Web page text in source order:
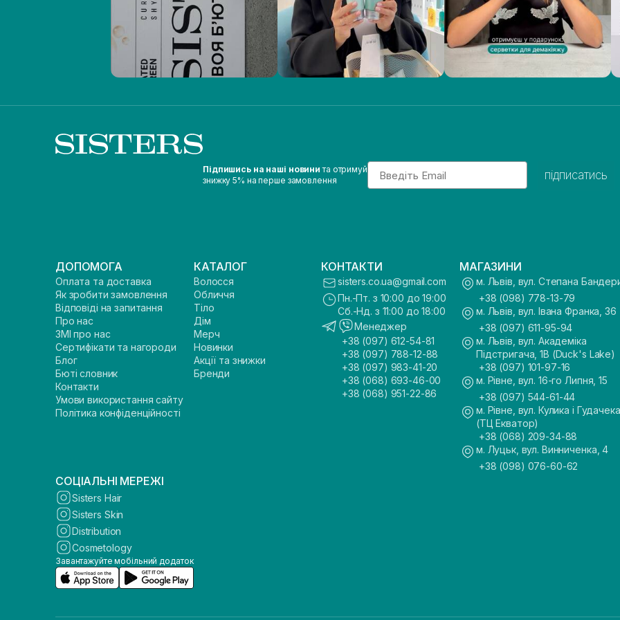
Підпишись на наші новини та отримуй
знижку 5% на перше замовлення
Email
підписатись
ДОПОМОГА
Оплата та доставка
Як зробити замовлення
Відповіді на запитання
Про нас
ЗМІ про нас
Сертифікати та нагороди
Блог
Бюті словник
Контакти
Умови використання сайту
Політика конфіденційності
КАТАЛОГ
Волосся
Обличчя
Тіло
Дім
Мерч
Новинки
Акції та знижки
Бренди
КОНТАКТИ
sisters.co.ua@gmail.com
Пн.-Пт. з 10:00 до 19:00
Сб.-Нд. з 11:00 до 18:00
Менеджер
+38 (097) 612-54-81
+38 (097) 788-12-88
+38 (097) 983-41-20
+38 (068) 693-46-00
+38 (068) 951-22-86
МАГАЗИНИ
м. Львів, вул. Степана
+38 (098) 778-13-79
м. Львів, вул. Івана Франка, 36
+38 (097) 611-95-94
м. Львів, вул. Академіка
Підстригача, 1В (Duck's Lake)
+38 (097) 101-97-16
м. Рівне, вул. 16-го Липня, 15
+38 (097) 544-61-44
м. Рівне, вул. Кулика і
(ТЦ Екватор)
+38 (068) 209-34-88
м. Луцьк, вул. Винниченка, 4
+38 (098) 076-60-62
СОЦІАЛЬНІ МЕРЕЖІ
Sisters Hair
Sisters Skin
Distribution
Cosmetology
Завантажуйте мобільний додаток